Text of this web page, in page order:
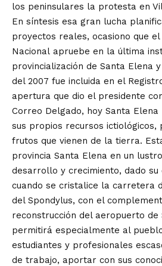
los peninsulares la protesta en
En síntesis esa gran lucha
proyectos reales, ocasiono que el
Nacional apruebe en la última
provincialización de Santa Elena
del 2007 fue incluida en el
apertura que dio el presidente
Correo Delgado, hoy Santa
sus propios recursos
frutos que vienen de la tierra.
provincia Santa Elena en un
desarrollo y crecimiento, dado su
cuando se cristalice la carretera
del Spondylus, con el
reconstrucción del aeropuerto de
permitirá especialmente al
estudiantes y profesionales
de trabajo, aportar con sus